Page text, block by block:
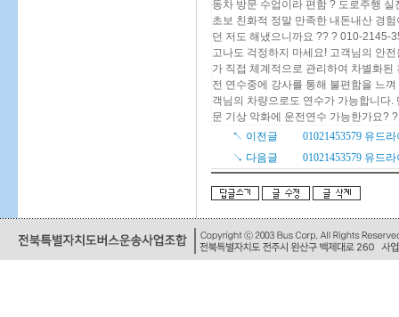
동차 방문 수업이라 편함 ? 도로주행
초보 친화적 정말 만족한 내돈내산 경
던 저도 해냈으니까요 ?? ? 010-2145-
고나도 걱정하지 마세요! 고객님의 안
가 직접 체계적으로 관리하여 차별화
전 연수중에 강사를 통해 불편함을 느
객님의 차량으로도 연수가 가능합니다
문 기상 악화에 운전연수 가능한가요?
↖ 이전글
01021453579 유드
↘ 다음글
01021453579 유드